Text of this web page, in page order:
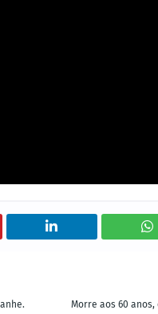
Morre aos 60